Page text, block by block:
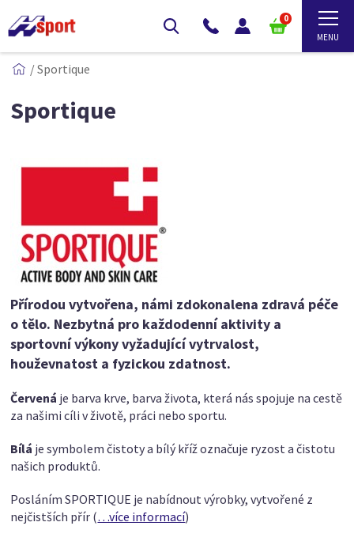
0
/Sportique
Sportique
Přírodou vytvořena, námi zdokonalena zdravá péče
o tělo. Nezbytná pro každodenní aktivity a
sportovní výkony vyžadující vytrvalost,
houževnatost a fyzickou zdatnost.
Červená je barva krve, barva života, která nás spojuje na cestě
za našimi cíli v životě, práci nebo sportu.
Bílá je symbolem čistoty a bílý kříž označuje ryzost a čistotu
našich produktů.
Posláním SPORTIQUE je nabídnout výrobky, vytvořené z
nejčistších přír (…více informací)